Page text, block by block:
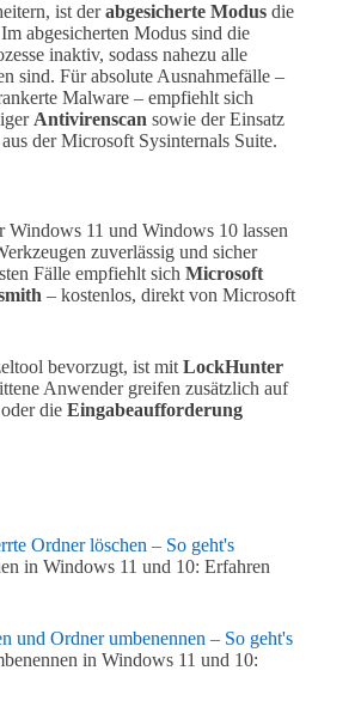
ist derabgesicherte Modus die
abgesicherten Modus sind die
inaktiv, sodass nahezu alle
sind. Für absolute Ausnahmefälle –
Malware – empfiehlt sich
Antivirenscan sowie der Einsatz
aus der Microsoft Sysinternals Suite.
Windows 11 und Windows 10 lassen
zuverlässig und sicher
Fälle empfiehlt sich Microsoft
– kostenlos, direkt von Microsoft
bevorzugt, ist mit LockHunter
Anwender greifen zusätzlich auf
oder die Eingabeaufforderung
Ordner löschen – So geht's
in Windows 11 und 10: Erfahren
und Ordner umbenennen – So geht's
in Windows 11 und 10: